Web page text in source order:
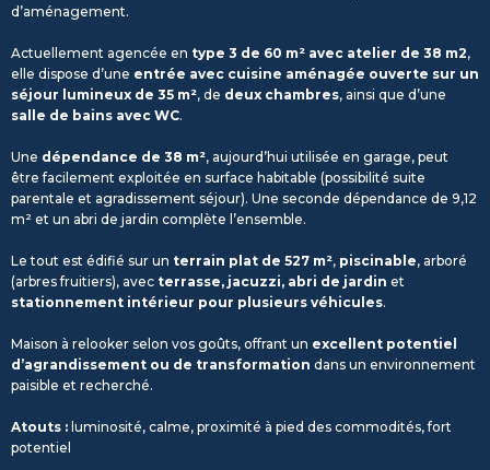
d’aménagement.
Actuellement agencée en type 3 de 60 m² avec atelier de 38 m2,
elle dispose d’une entrée avec cuisine aménagée ouverte sur un
séjour lumineux de 35 m², de deux chambres, ainsi que d’une
salle de bains avec WC.
Une dépendance de 38 m², aujourd’hui utilisée en garage, peut
être facilement exploitée en surface habitable (possibilité suite
parentale et agradissement séjour). Une seconde dépendance de 9,12
m² et un abri de jardin complète l’ensemble.
Le tout est édifié sur un terrain plat de 527 m², piscinable, arboré
(arbres fruitiers), avec terrasse, jacuzzi, abri de jardin et
stationnement intérieur pour plusieurs véhicules.
Maison à relooker selon vos goûts, offrant un excellent potentiel
d’agrandissement ou de transformation dans un environnement
paisible et recherché.
Atouts : luminosité, calme, proximité à pied des commodités, fort
potentiel